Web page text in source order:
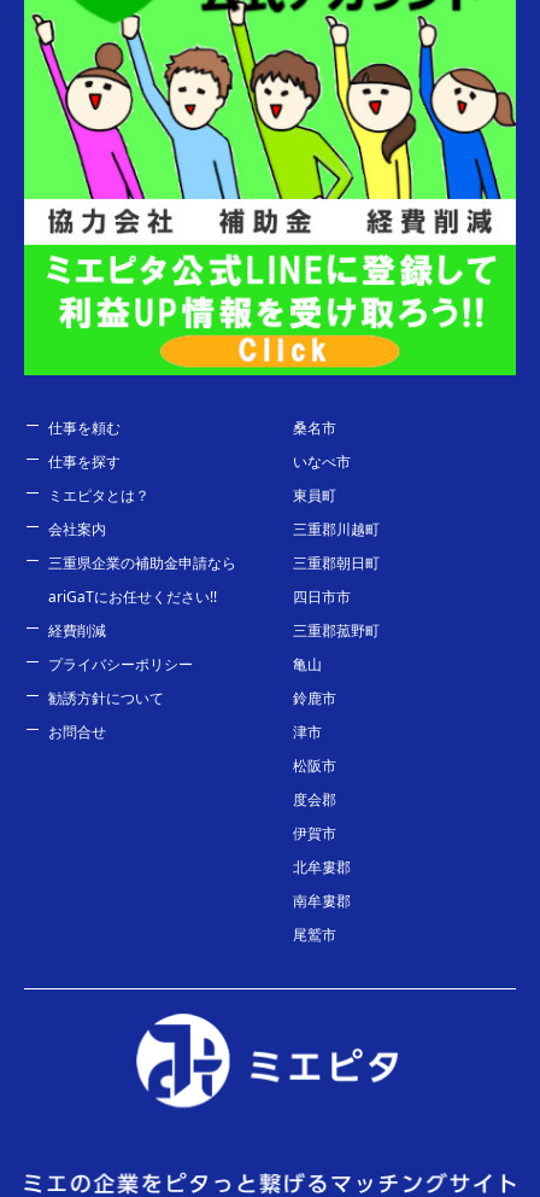
仕事を頼む
仕事を探す
ミエピタとは？
会社案内
三重県企業の補助金申請なら
ariGaTにお任せください!!
経費削減
プライバシーポリシー
勧誘方針について
お問合せ
桑名市
いなべ市
東員町
三重郡川越町
三重郡朝日町
四日市市
三重郡菰野町
亀山
鈴鹿市
津市
松阪市
度会郡
伊賀市
北牟婁郡
南牟婁郡
尾鷲市